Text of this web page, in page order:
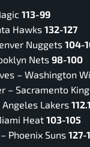
113-99
Hawks 132-127
Nuggets 104-
Nets 98-100
– Washington
– Sacramento
Angeles Lakers
Heat 103-105
Phoenix Suns 127-